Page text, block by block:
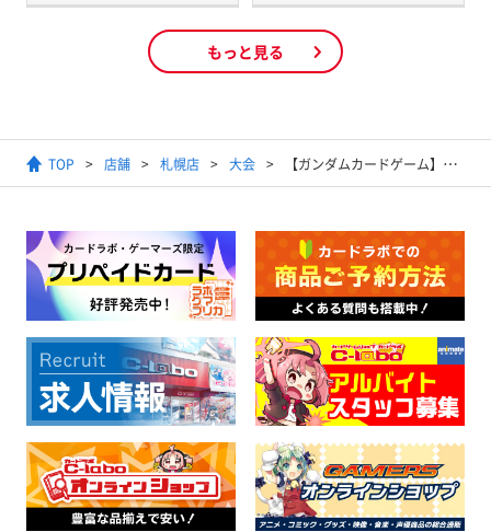
もっと見る
TOP 店舗 札幌店 大会 【ガンダムカードゲーム】ショップバトル